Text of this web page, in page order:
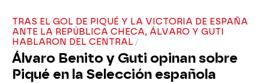
TRAS EL GOL DE PIQUÉ Y LA VICTORIA DE ESPAÑA
ANTE LA REPÚBLICA CHECA, ÁLVARO Y GUTI
HABLARON DEL CENTRAL
Álvaro Benito y Guti opinan sobre
Piqué en la Selección española